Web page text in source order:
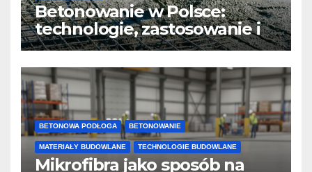
Betonowanie w Polsce:
technologie, zastosowanie i
design
BETONOWA PODŁOGA BETONOWANIE
MATERIAŁY BUDOWLANE TECHNOLOGIE BUDOWLANE
Mikrofibra jako sposób na